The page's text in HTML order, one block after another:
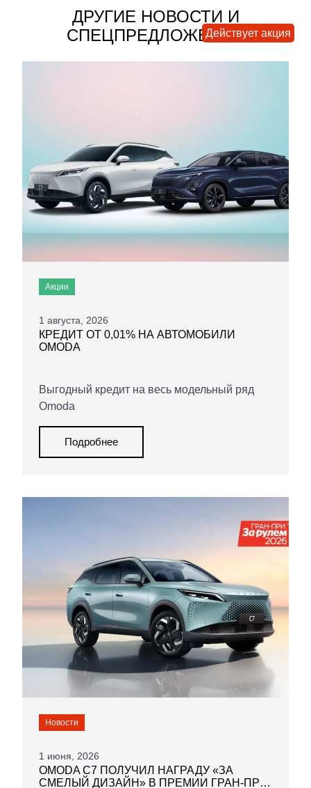
ДРУГИЕ НОВОСТИ И
СПЕЦПРЕДЛОЖЕНИЯДействует акция
Акции
1 августа, 2026
КРЕДИТ ОТ 0,01% НА АВТОМОБИЛИ
OMODA
Выгодный кредит на весь модельный ряд
Omoda
Подробнее
Новости
1 июня, 2026
OMODA C7 ПОЛУЧИЛ НАГРАДУ «ЗА
СМЕЛЫЙ ДИЗАЙН» В ПРЕМИИ ГРАН-ПРИ